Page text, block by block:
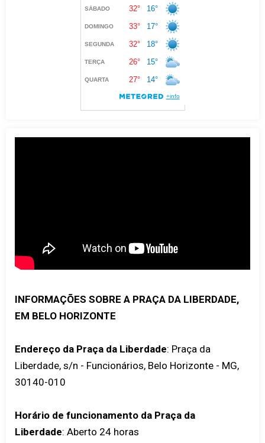
INFORMAÇÕES SOBRE A PRAÇA DA LIBERDADE,
EM BELO HORIZONTE
Endereço da Praça da Liberdade: Praça da
Liberdade, s/n - Funcionários, Belo Horizonte - MG,
30140-010
Horário de funcionamento da Praça da
Liberdade: Aberto 24 horas